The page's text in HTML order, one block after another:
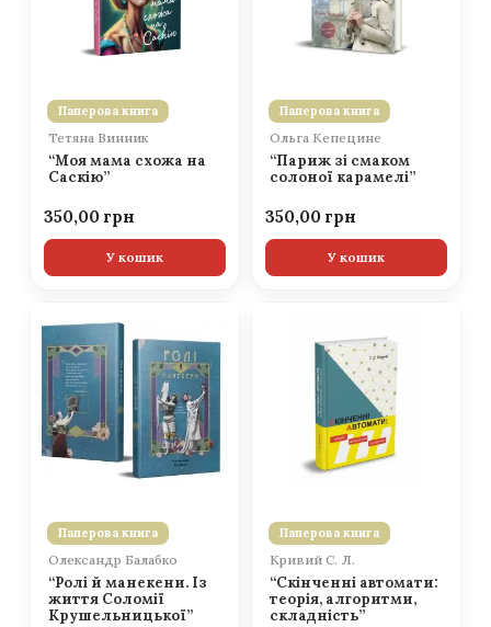
Паперова книга
Тетяна Винник
“Моя мама схожа на
Саскію”
350,00
У кошик
Паперова книга
Ольга Кепецине
“Париж зі смаком
солоної карамелі”
350,00
У кошик
Паперова книга
Олександр Балабко
“Ролі й манекени. Із
життя Соломії
Крушельницької”
Паперова книга
Кривий С. Л.
“Скінченні автомати:
теорія, алгоритми,
складність”